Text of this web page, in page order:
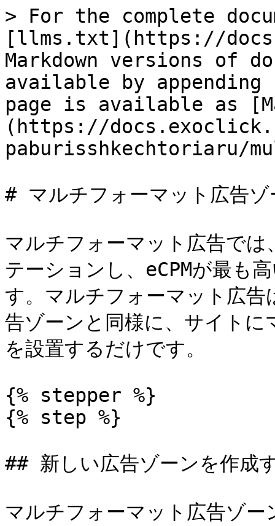
> For the complete
[llms.txt](https://
Markdown versions of
available by
page is available as
(https://
paburisshkechtoriaru/
# マルチフォーマット広告ゾ
マルチフォーマット広告で
テーションし、eCPMが最も
す。マルチフォーマット広告
告ゾーンと同様に、サイト
を設置するだけです。
{% stepper %}
{% step %}
## 新しい広告ゾーンを作成
マルチフォーマット広告ゾ